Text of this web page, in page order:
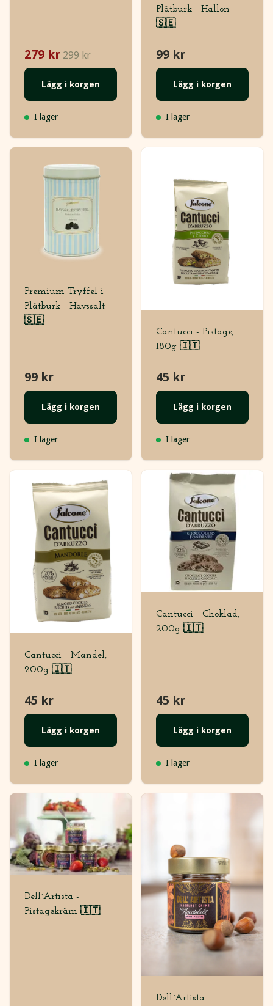
279 kr 299 kr
Lägg i korgen
I lager
Plåtburk - Hallon
🇸🇪
99 kr
Lägg i korgen
I lager
Premium Tryffel i
Plåtburk - Havssalt
🇸🇪
99 kr
Lägg i korgen
I lager
Cantucci - Pistage,
180g 🇮🇹
45 kr
Lägg i korgen
I lager
Cantucci - Mandel,
200g 🇮🇹
45 kr
Lägg i korgen
I lager
Cantucci - Choklad,
200g 🇮🇹
45 kr
Lägg i korgen
I lager
Dell´Artista -
Pistagekräm 🇮🇹
Dell´Artista -